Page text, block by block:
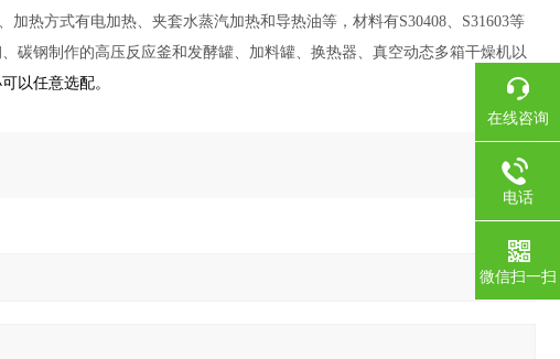
热方式有电加热、夹套水蒸汽加热和导热油等，材料有S30408、S31603等
碳钢制作的高压反应釜和发酵罐、加料罐、换热器、真空动态多箱干燥机以
以任意选配。
在线咨询
电话
微信扫一扫